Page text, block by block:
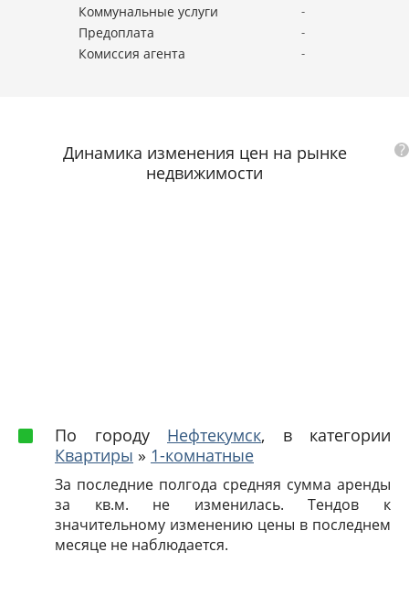
Коммунальные услуги -
Предоплата -
Комиссия агента -
Динамика изменения цен на рынке
недвижимости
?
По городу Нефтекумск, в категории
Квартиры » 1-комнатные
За последние полгода средняя сумма аренды
за кв.м. не изменилась. Тендов к
значительному изменению цены в последнем
месяце не наблюдается.